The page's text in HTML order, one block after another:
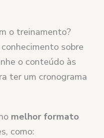
o treinamento?
sobre
o conteúdo às
ter um cronograma
melhor formato
como: